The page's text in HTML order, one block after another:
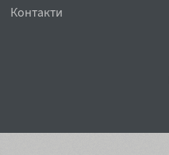
Контакти